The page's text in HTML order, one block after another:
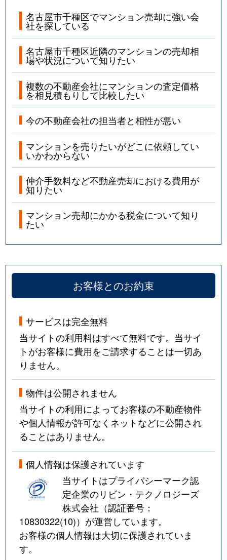
名古屋市千種区でマンション売却に強い会
社を探している
名古屋市千種区近隣のマンションの売却相
場や状況について知りたい
複数の不動産会社にマンションの査定価格
を相見積もりして比較したい
今の不動産会社の担当者と相性が悪い
マンションを売りたいがどこに依頼してい
いかわからない
仲介手数料など不動産売却における費用が
知りたい
マンション売却にかかる税金について知り
たい
お客様とのお約束
サービスは完全無料
当サイトの利用料はすべて無料です。当サイ
トがお客様に費用をご請求することは一切あ
りません。
物件は公開されません
当サイトの利用によってお客様の不動産物件
や個人情報が許可なくネットなどに公開され
ることはありません。
個人情報は保護されています
当サイトはプライバシーマーク認
定企業のリビン・テクノロジーズ
株式会社（認証番号：
10830322(10)）が運営しています。
お客様の個人情報は大切に保護されていま
す。